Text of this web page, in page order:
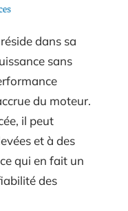
dans sa
sans
du moteur.
il peut
et à des
qui en fait un
des